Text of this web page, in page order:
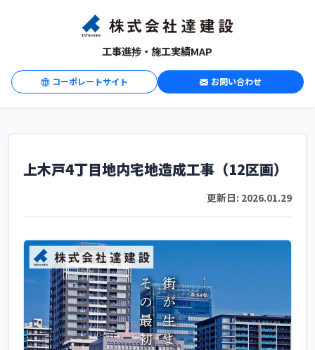
ス
工事進捗・施工実績MAP
コーポレートサイト お問い合わせ
上木戸4丁目地内宅地造成工事（12区画）
更新日: 2026.01.29